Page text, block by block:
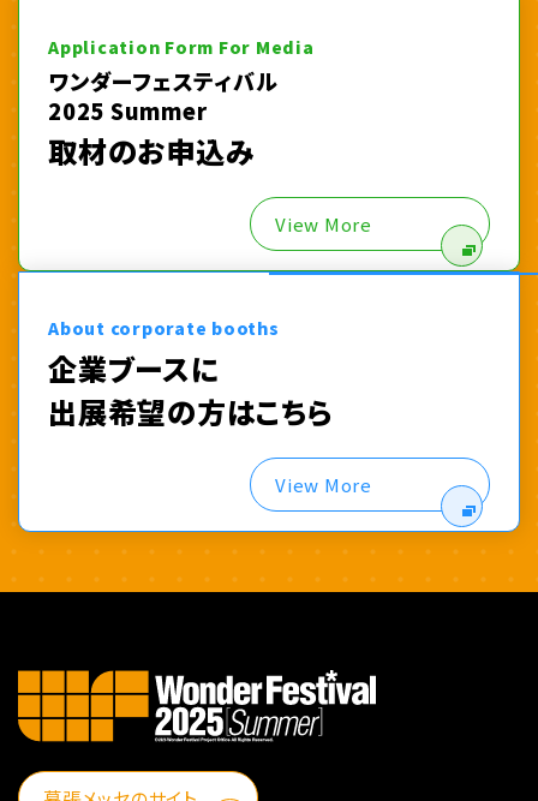
Application Form For Media
ワンダーフェスティバル
2025 Summer
取材のお申込み
View More
About corporate booths
企業ブースに
出展希望の方はこちら
View More